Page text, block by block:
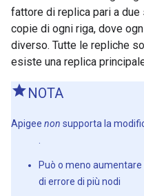
fattore di replica pari a
copie di ogni riga, dove
diverso. Tutte le repliche
esiste una replica
NOTA
Apigee non supporta la
Può o meno
di errore di più nodi